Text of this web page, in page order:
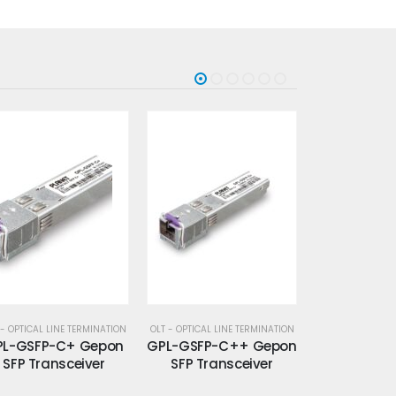
OPTICAL LINE TERMINATION
GSFP-C+ Gepon
SFP Transceiver
OLT - OPTICAL LINE TERMINATION
GPL-GSFP-C++ Gepon
SFP Transceiver